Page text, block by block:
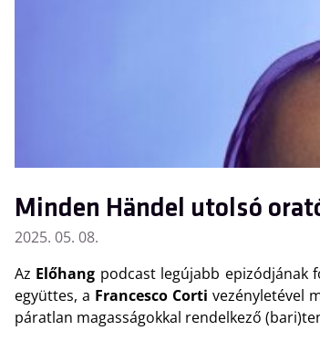
Minden Händel utolsó
2025. 05. 08.
Az Előhang podcast legújabb epizódjának
együttes, a Francesco Corti vezényletével
páratlan magasságokkal rendelkező